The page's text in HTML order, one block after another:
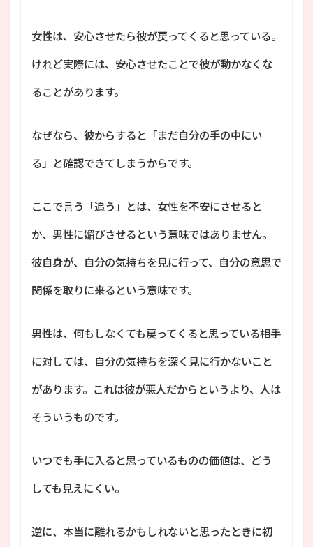
女性は、安心させたら彼が戻ってくると思っている。
けれど実際には、安心させたことで彼が動かなくな
ることがあります。
なぜなら、彼からすると「まだ自分の手の中にい
る」と確認できてしまうからです。
ここで言う「追う」とは、女性を不安にさせると
か、男性に媚びさせるという意味ではありません。
彼自身が、自分の気持ちを見に行って、自分の意思で
関係を取りに来るという意味です。
男性は、何もしなくても戻ってくると思っている相手
に対しては、自分の気持ちを深く見に行かないこと
があります。これは彼が悪人だからというより、人は
そういうものです。
いつでも手に入ると思っているものの価値は、どう
しても見えにくい。
逆に、本当に離れるかもしれないと思ったときに初